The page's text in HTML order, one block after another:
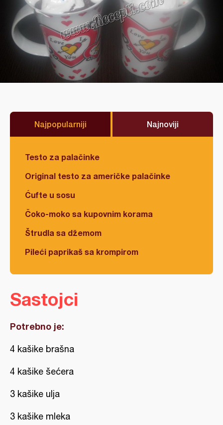
Najpopularniji Najnoviji
Testo za palačinke
Original testo za američke palačinke
Ćufte u sosu
Čoko-moko sa kupovnim korama
Štrudla sa džemom
Pileći paprikaš sa krompirom
Sastojci
Potrebno je:
4 kašike brašna
4 kašike šećera
3 kašike ulja
3 kašike mleka